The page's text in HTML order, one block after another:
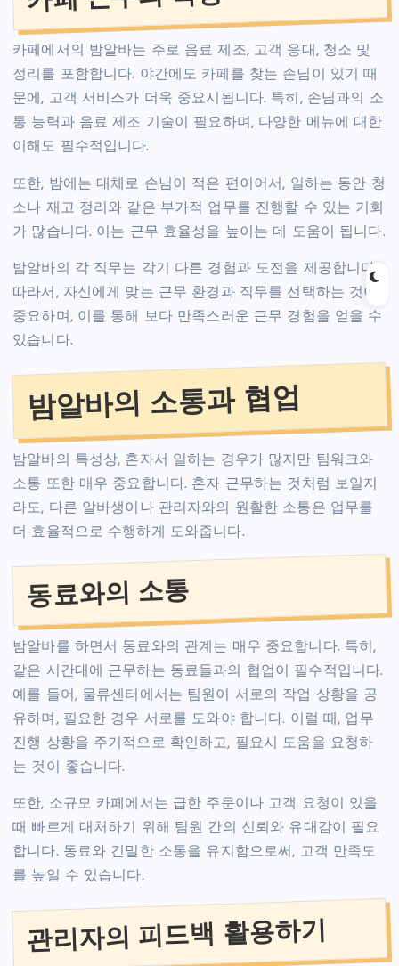
카페에서의 밤알바는 주로 음료 제조, 고객 응대, 청소 및
정리를 포함합니다. 야간에도 카페를 찾는 손님이 있기 때
문에, 고객 서비스가 더욱 중요시됩니다. 특히, 손님과의 소
통 능력과 음료 제조 기술이 필요하며, 다양한 메뉴에 대한
이해도 필수적입니다.
또한, 밤에는 대체로 손님이 적은 편이어서, 일하는 동안 청
소나 재고 정리와 같은 부가적 업무를 진행할 수 있는 기회
가 많습니다. 이는 근무 효율성을 높이는 데 도움이 됩니다.
밤알바의 각 직무는 각기 다른 경험과 도전을 제공합니다.
따라서, 자신에게 맞는 근무 환경과 직무를 선택하는 것이
중요하며, 이를 통해 보다 만족스러운 근무 경험을 얻을 수
있습니다.
밤알바의 소통과 협업
밤알바의 특성상, 혼자서 일하는 경우가 많지만 팀워크와
소통 또한 매우 중요합니다. 혼자 근무하는 것처럼 보일지
라도, 다른 알바생이나 관리자와의 원활한 소통은 업무를
더 효율적으로 수행하게 도와줍니다.
동료와의 소통
밤알바를 하면서 동료와의 관계는 매우 중요합니다. 특히,
같은 시간대에 근무하는 동료들과의 협업이 필수적입니다.
예를 들어, 물류센터에서는 팀원이 서로의 작업 상황을 공
유하며, 필요한 경우 서로를 도와야 합니다. 이럴 때, 업무
진행 상황을 주기적으로 확인하고, 필요시 도움을 요청하
는 것이 좋습니다.
또한, 소규모 카페에서는 급한 주문이나 고객 요청이 있을
때 빠르게 대처하기 위해 팀원 간의 신뢰와 유대감이 필요
합니다. 동료와 긴밀한 소통을 유지함으로써, 고객 만족도
를 높일 수 있습니다.
관리자의 피드백 활용하기